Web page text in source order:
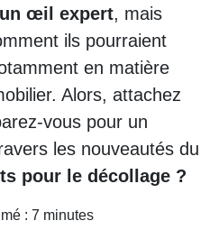
œil expert, mais
ils pourraient
en matière
Alors, attachez
vous pour un
les nouveautés du
pour le décollage ?
: 7 minutes